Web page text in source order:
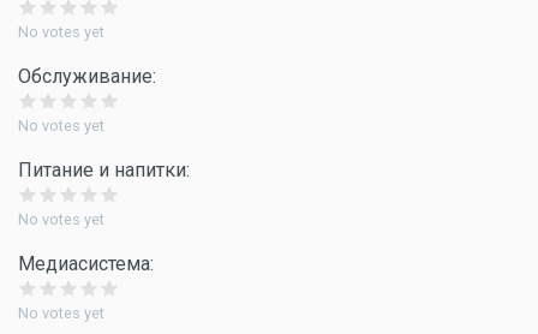
No votes yet
Обслуживание:
No votes yet
Питание и напитки:
No votes yet
Медиасистема:
No votes yet